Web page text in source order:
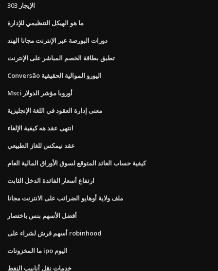
الإيجار 303
ما هو الهيكل التنظيمي للإدارة
دورات البورصة عبر الإنترنت مجانا الهند
تطبق بطاقة الخصم المباشر على الإنترنت
Conversão اليورو الموالية الحقيقية
Msci أوروبا مؤشر الدولار
معنى إدارة العقود في اللغة الإنجليزية
انتهى عقد هه كيفية الإلغاء
عقد نيمكس للغاز الطبيعي
كيفية حساب العائد المتوقع لسوق الأوراق المالية العام
ارتفاع أسعار الفائدة الدخل الثابت
ملف ولاية أوهايو الضرائب على الانترنت مجانا
أفضل الأسهم بنس باختصار
أسهم قرش لشراء على robinhood
ما المخزونات ipo اليوم
خدمات نقل أنابيب النفط